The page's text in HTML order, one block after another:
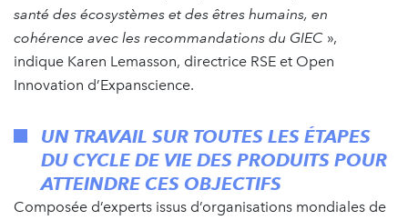
santé des écosystèmes et des êtres humains, en
cohérence avec les recommandations du GIEC »,
indique Karen Lemasson, directrice RSE et Open
Innovation d’Expanscience.
UN TRAVAIL SUR TOUTES LES ÉTAPES
DU CYCLE DE VIE DES PRODUITS POUR
ATTEINDRE CES OBJECTIFS
Composée d’experts issus d’organisations mondiales de